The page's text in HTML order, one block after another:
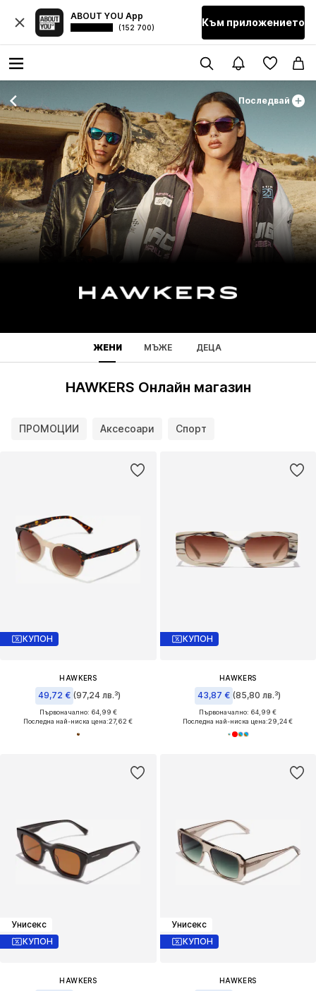
ABOUT YOU App
(152 700) Към приложението
Последвай
ЖЕНИ МЪЖЕ ДЕЦА
HAWKERS Онлайн магазин
ПРОМОЦИИ Аксесоари Спорт
КУПОН
HAWKERS
49,72 € (97,24 лв.³)
Първоначално: 64,99 €
Последна най-ниска цена:27,62 €
КУПОН
HAWKERS
43,87 € (85,80 лв.³)
Първоначално: 64,99 €
Последна най-ниска цена:29,24 €
Унисекс
КУПОН
HAWKERS
Унисекс
КУПОН
HAWKERS